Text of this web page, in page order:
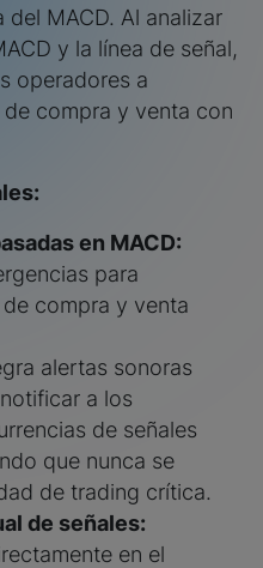
MACD. Al analizar
y la línea de señal,
operadores a
compra y venta con
en MACD:
para
compra y venta
alertas sonoras
a los
de señales
que nunca se
de trading crítica.
de señales:
en el